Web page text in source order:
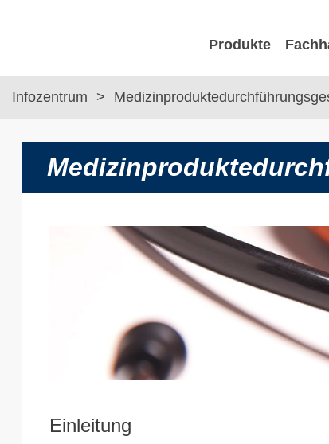
Produkte
Infozentrum
Einleitung